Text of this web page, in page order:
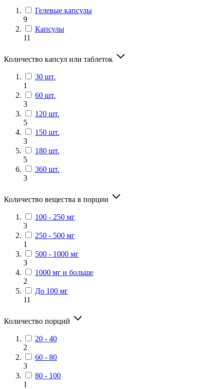
Гелевые капсулы
9
Капсулы
11
Количество капсул или таблеток
30 шт.
1
60 шт.
3
120 шт.
5
150 шт.
3
180 шт.
5
360 шт.
3
Количество вещества в порции
100 - 250 мг
3
250 - 500 мг
1
500 - 1000 мг
3
1000 мг и больше
2
До 100 мг
11
Количество порций
20 - 40
2
60 - 80
3
80 - 100
1